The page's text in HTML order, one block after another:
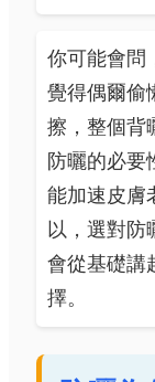
你可能會問
覺得偶爾偷
擦，整個背
防曬的必要
能加速皮膚
以，選對防
會從基礎講
擇。